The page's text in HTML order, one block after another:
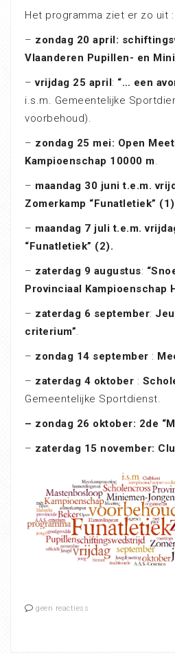
Het programma ziet er zo uit :
– zondag 20 april:
Vlaanderen Pupillen- en
–vrijdag 25 april: “… een
i.s.m. Gemeentelijke
voorbehoud).
– zondag 25 mei: Open
Kampioenschap 10000 m.
– maandag 30 juni t.e.m.
Zomerkamp “Funatletiek”
– maandag 7 juli t.e.m.
“Funatletiek” (2).
– zaterdag 9 augustus:
Provinciaal Kampioenschap
– zaterdag 6 september:
criterium”.
– zondag 14 september :
– zaterdag 4 oktober :
Gemeentelijke Sportdienst.
– zondag 26 oktober: 2de
– zaterdag 15 november:
geen reactiess